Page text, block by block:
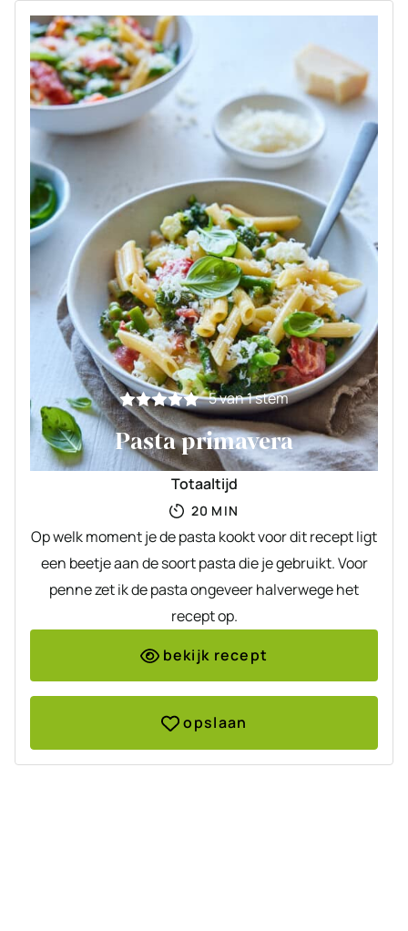
5van 1 stem
Pasta primavera
Totaaltijd
20 MINUTEN
MIN
Op welk moment je de pasta kookt voor dit recept ligt
een beetje aan de soort pasta die je gebruikt. Voor
penne zet ik de pasta ongeveer halverwege het
recept op.
bekijk recept
opslaan